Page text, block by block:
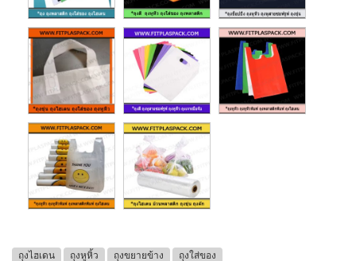
ถุงไฮเดน ถุงหูหิ้ว ถุงขยายข้าง ถุงใส่ของ